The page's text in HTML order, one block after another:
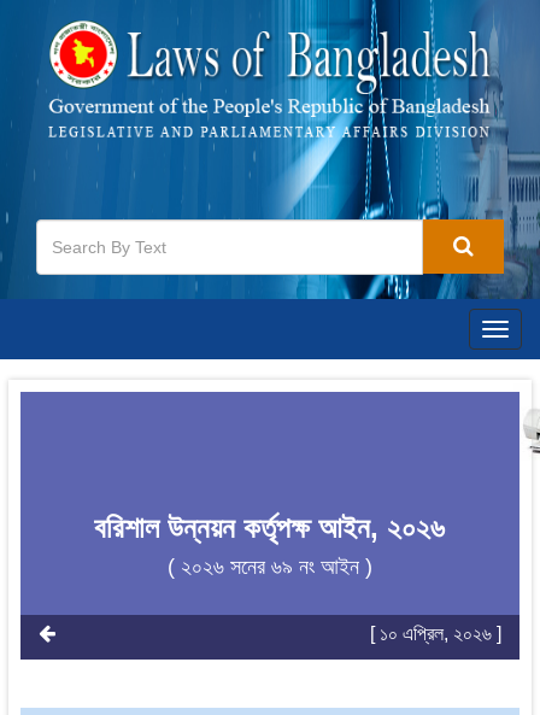
বরিশাল উন্নয়ন কর্তৃপক্ষ আইন, ২০২৬
( ২০২৬ সনের ৬৯ নং আইন )
[ ১০ এপ্রিল, ২০২৬ ]